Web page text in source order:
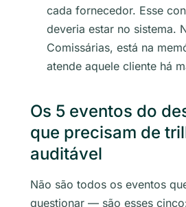
cada fornecedor. Esse
deveria estar no sistema.
Comissárias, está na
atende aquele cliente há
Os 5 eventos do
que precisam de
auditável
Não são todos os eventos
questionar — são esses